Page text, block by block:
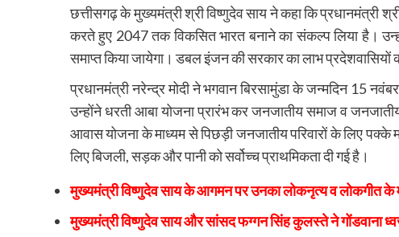
छत्तीसगढ़ के मुख्यमंत्री श्री विष्णुदेव साय ने कहा कि प्रधानमंत्री
करते हुए 2047 तक विकसित भारत बनाने का संकल्प लिया है।
समाप्त किया जायेगा। डबल इंजन की सरकार का लाभ प्रदेशवासियों
प्रधानमंत्री नरेन्द्र मोदी ने भगवान बिरसामुंडा के जन्मदिन 15
उन्होंने धरती आबा योजना प्रारंभ कर जनजातीय समाज व
आवास योजना के माध्यम से पिछड़ी जनजातीय परिवारों के लिए
लिए बिजली, सड़क और पानी को सर्वोच्च प्राथमिकता दी गई है।
मुख्यमंत्री विष्णुदेव साय के आगमन पर उनका लोकनृत्य व लोकगीत के
मुख्यमंत्री विष्णुदेव साय और सांसद फग्गन सिंह कुलस्ते ने गोंडवाना